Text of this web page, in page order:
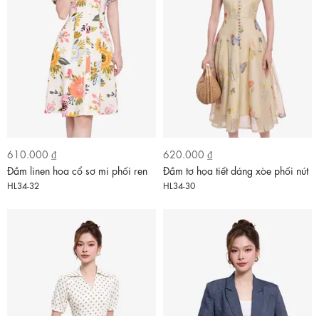
610.000 ₫
Đầm linen hoa cổ sơ mi phối ren
HL34-32
620.000 ₫
Đầm tơ họa tiết dáng xòe phối nút
HL34-30